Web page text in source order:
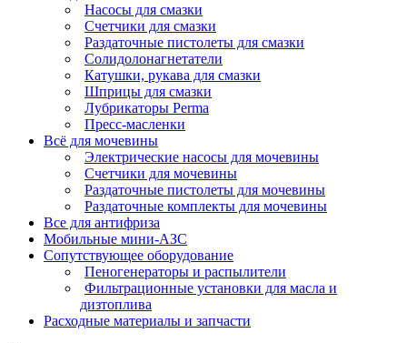
Насосы для смазки
Счетчики для смазки
Раздаточные пистолеты для смазки
Солидолонагнетатели
Катушки, рукава для смазки
Шприцы для смазки
Лубрикаторы Perma
Пресс-масленки
Всё для мочевины
Электрические насосы для мочевины
Счетчики для мочевины
Раздаточные пистолеты для мочевины
Раздаточные комплекты для мочевины
Все для антифриза
Мобильные мини-АЗС
Сопутствующее оборудование
Пеногенераторы и распылители
Фильтрационные установки для масла и
дизтоплива
Расходные материалы и запчасти